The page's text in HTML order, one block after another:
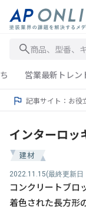
商品、型番、
営業最新トレン
記事サイト：お役
インターロッ
建材
2022.11.15(最終更新
コンクリートブロ
着色された長方形